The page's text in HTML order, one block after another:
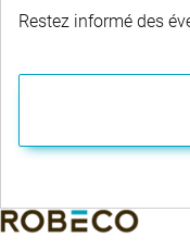
Restez informé des